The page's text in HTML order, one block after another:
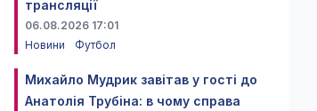
трансляції
06.08.2026 17:01
Новини
Футбол
Михайло Мудрик завітав у гості до
Анатолія Трубіна: в чому справа